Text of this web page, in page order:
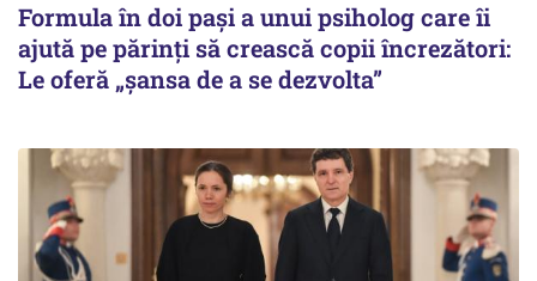
Formula în doi pași a unui psiholog care îi
ajută pe părinți să crească copii încrezători:
Le oferă „șansa de a se dezvolta”